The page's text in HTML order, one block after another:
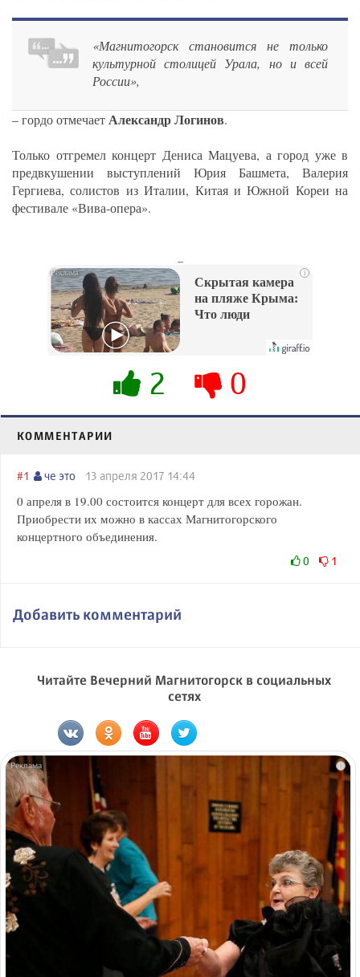
«Магнитогорск становится не только
культурной столицей Урала, но и всей
России»,
– гордо отмечаетАлександр Логинов.
Только отгремел концерт Дениса Мацуева, а город уже в
предвкушении выступлений Юрия Башмета, Валерия
Гергиева, солистов из Италии, Китая и Южной Кореи на
фестивале «Вива-опера».
i
Скрытая камера
на пляже Крыма:
Что люди
их не видят...
2 0
КОММЕНТАРИИ
#1 че это 13 апреля 2017 14:44
0 апреля в 19.00 состоится концерт для всех горожан.
Приобрести их можно в кассах Магнитогорского
концертного объединения.
0 1
Добавить комментарий
Читайте Вечерний Магнитогорск в социальных
сетях
i